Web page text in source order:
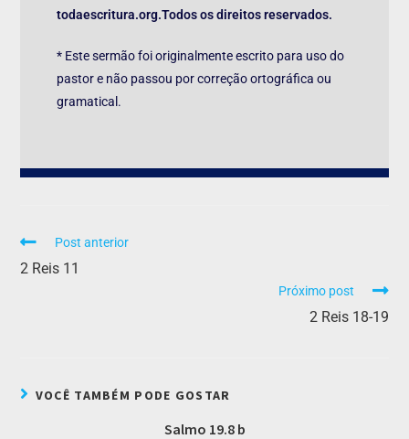
todaescritura.org.Todos os direitos reservados.
* Este sermão foi originalmente escrito para uso do
pastor e não passou por correção ortográfica ou
gramatical.
Post anterior
2 Reis 11
Próximo post
2 Reis 18-19
VOCÊ TAMBÉM PODE GOSTAR
Salmo 19.8 b